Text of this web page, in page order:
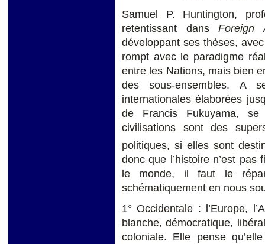
Samuel P. Huntington,
retentissant dansForeign
développant ses thèses,
rompt avec le paradigme
entre les Nations, mais bien
des sous-ensembles. A
internationales élaborées
de Francis Fukuyama,
civilisations sont des
politiques, si elles sont
donc que l’histoire n’est
le monde, il faut le
schématiquement en nous
1°Occidentale : l’Europe,
blanche, démocratique,
coloniale. Elle pense